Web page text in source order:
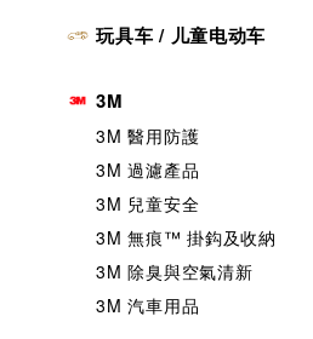
玩具车 / 儿童电动车
3M
3M 醫用防護
3M 過濾產品
3M 兒童安全
3M 無痕™️ 掛鈎及收納
3M 除臭與空氣清新
3M 汽車用品